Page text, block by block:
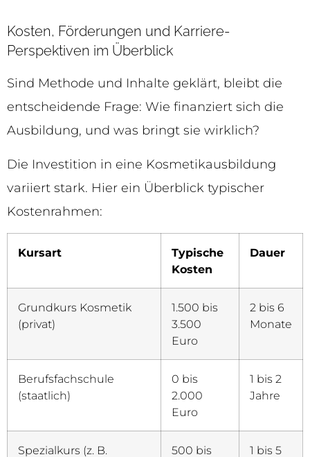
Kosten, Förderungen und Karriere-
Perspektiven im Überblick
Sind Methode und Inhalte geklärt, bleibt die
entscheidende Frage: Wie finanziert sich die
Ausbildung, und was bringt sie wirklich?
Die Investition in eine Kosmetikausbildung
variiert stark. Hier ein Überblick typischer
Kostenrahmen:
Kursart
Typische
Kosten
Dauer
Grundkurs Kosmetik
(privat)
1.500 bis
3.500
Euro
2 bis 6
Monate
Berufsfachschule
(staatlich)
0 bis
2.000
Euro
1 bis 2
Jahre
Spezialkurs (z. B. 500 bis 1 bis 5